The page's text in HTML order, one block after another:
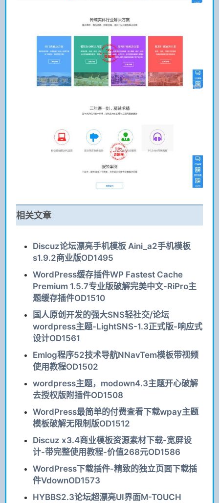
相关文章
Discuz论坛漂亮手机模板 Aini_a2手机模板
s1.9.2商业版OD1495
WordPress缓存插件WP Fastest Cache
Premium 1.5.7专业版破解完美中文-RiPro主
题缓存插件OD1510
国人原创开发的强大SNS轻社交/论坛
wordpress主题-LightSNS-1.3正式版-响应式
设计OD1561
Emlog程序52技术导航NNavTem模板带视频
使用教程OD1502
wordpress主题，modown4.3主题开心破解
去授权版附插件OD1508
WordPress最简单的付费查看下载wpay主题
模板破解无限制版OD1512
Discuz x3.4商业模板资源素材下载-宽屏设
计-带完整使用教程-价值268元OD1586
WordPress下载插件-精致的独立页面下载插
件VdownOD1573
HYBBS2.3论坛超漂亮UI界面M-TOUCH